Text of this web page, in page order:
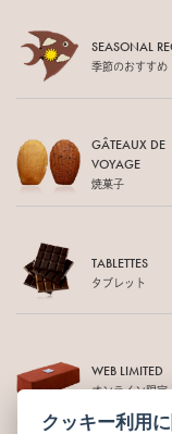
SEASONAL
季節のおすすめ
GÂTEAUX DE
VOYAGE
焼菓子
TABLETTES
タブレット
WEB LIMITED
オンライン限定
クッキー利用